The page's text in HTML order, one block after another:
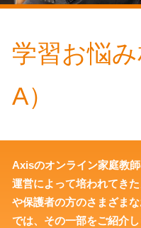
学習お悩
A）
高
校
Axisのオンライン家庭教
運営によって培われてき
や保護者の方のさまざま
では、その一部をご紹介し